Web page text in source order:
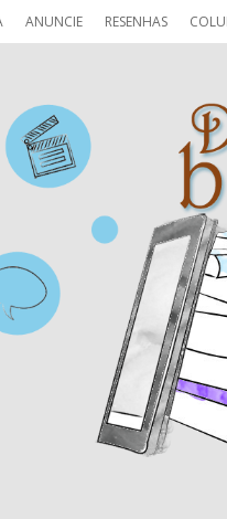
ANUNCIE RESENHAS